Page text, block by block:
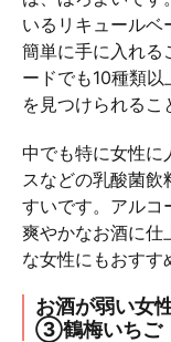
いるリキュールベ
簡単に手に入れる
ードでも10種類
を見つけられるこ
中でも特に女性に
スなどの乳酸菌
すいです。アルコ
爽やかなお酒に仕
な女性にもおすす
お酒が弱い女
③鶴梅いちご